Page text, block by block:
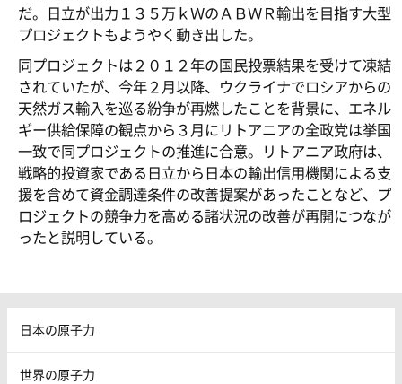
だ。日立が出力１３５万ｋＷのＡＢＷＲ輸出を目指す大型
プロジェクトもようやく動き出した。
同プロジェクトは２０１２年の国民投票結果を受けて凍結
されていたが、今年２月以降、ウクライナでロシアからの
天然ガス輸入を巡る紛争が再燃したことを背景に、エネル
ギー供給保障の観点から３月にリトアニアの全政党は挙国
一致で同プロジェクトの推進に合意。リトアニア政府は、
戦略的投資家である日立から日本の輸出信用機関による支
援を含めて資金調達条件の改善提案があったことなど、プ
ロジェクトの競争力を高める諸状況の改善が再開につなが
ったと説明している。
日本の原子力
世界の原子力